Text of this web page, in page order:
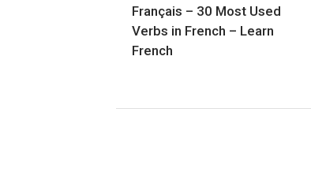
Français – 30 Most Used
Verbs in French – Learn
French